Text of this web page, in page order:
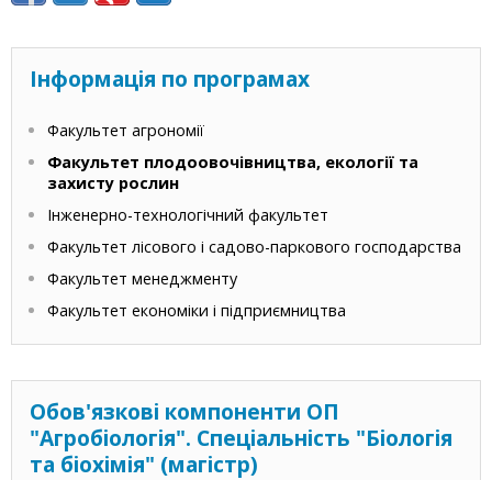
Інформація по програмах
Факультет агрономії
Факультет плодоовочівництва, екології та
захисту рослин
Інженерно-технологічний факультет
Факультет лісового і садово-паркового господарства
Факультет менеджменту
Факультет економіки і підприємництва
Обов'язкові компоненти ОП
"Агробіологія". Спеціальність "Біологія
та біохімія" (магістр)